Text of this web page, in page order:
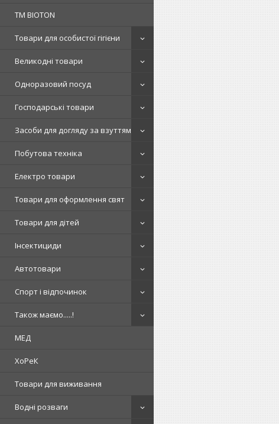
ТМ BIOTON
Товари для особистої гігієни
Великодні товари
Одноразовий посуд
Господарські товари
Засоби для догляду за взуттям
Побутова техніка
Електро товари
Товари для оформлення свят
Товари для дітей
Інсектициди
Автотовари
Спорт і відпочинок
Також маємо.....!
МЕД
ХоРеК
Товари для виживання
Водні розваги